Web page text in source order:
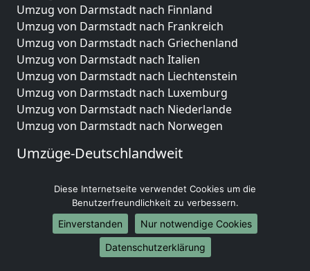
Umzug von Darmstadt nach Finnland
Umzug von Darmstadt nach Frankreich
Umzug von Darmstadt nach Griechenland
Umzug von Darmstadt nach Italien
Umzug von Darmstadt nach Liechtenstein
Umzug von Darmstadt nach Luxemburg
Umzug von Darmstadt nach Niederlande
Umzug von Darmstadt nach Norwegen
Umzüge-Deutschlandweit
Umzug von Darmstadt nach Hamburg
Umzug von Darmstadt nach München
Umzug von Darmstadt nach Köln
Umzug von Darmstadt nach Frankfurt am Main
Umzug von Darmstadt nach Stuttgart
Diese Internetseite verwendet Cookies um die
Benutzerfreundlichkeit zu verbessern.
Einverstanden
Nur notwendige Cookies
Datenschutzerklärung